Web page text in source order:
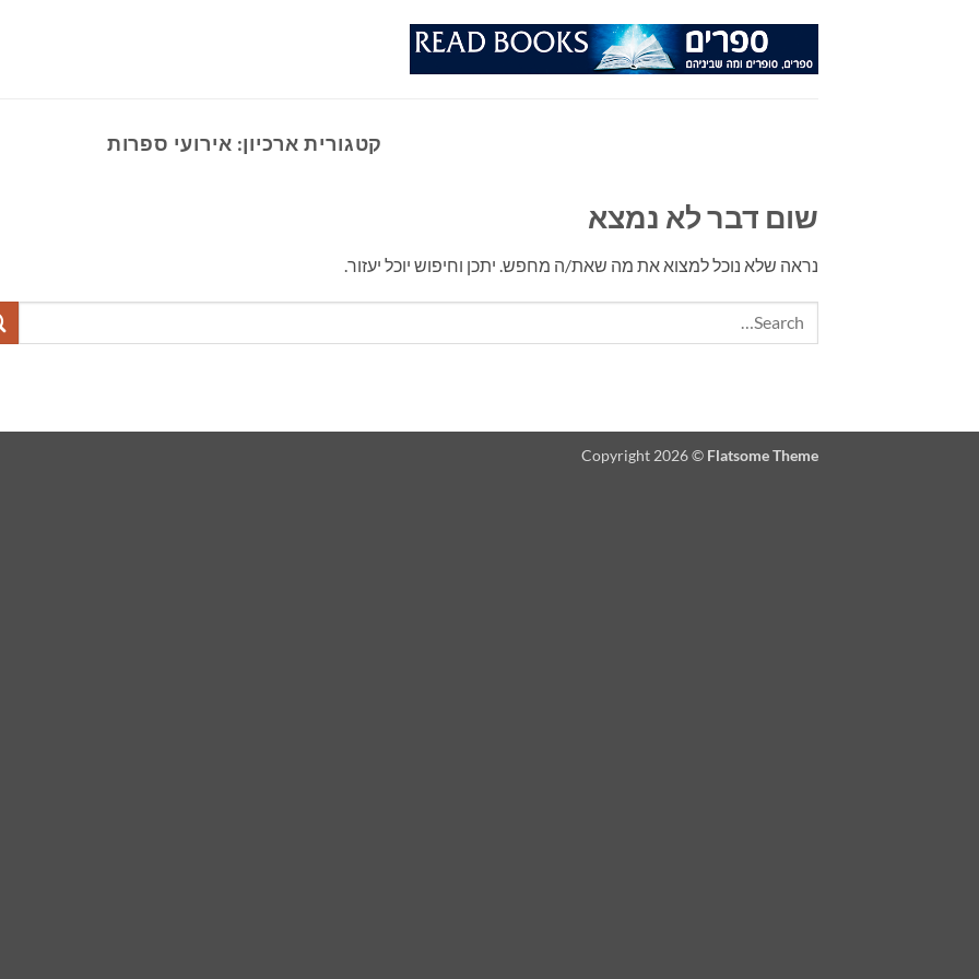
קטגורית ארכיון: אירועי ספרות
שום דבר לא נמצא
נראה שלא נוכל למצוא את מה שאת/ה מחפש. יתכן וחיפוש יוכל יעזור.
Copyright 2026 © Flatsome Theme